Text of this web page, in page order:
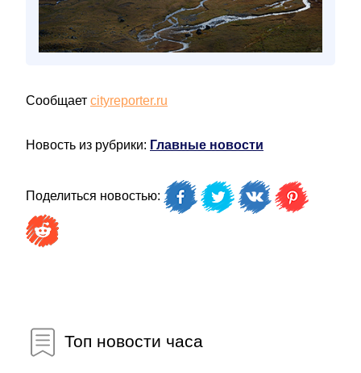
Сообщает cityreporter.ru
Новость из рубрики: Главные новости
Поделиться новостью:
Топ новости часа